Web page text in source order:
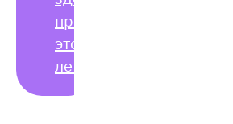
привычки
этого
лета